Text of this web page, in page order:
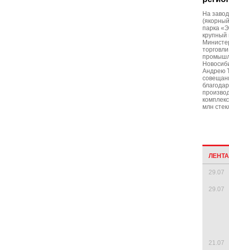
На
парка
крупный
Андрею
млн
29.07
29.07
21.07